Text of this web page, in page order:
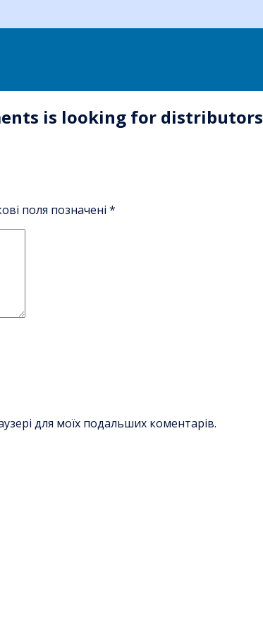
is looking for distributors
поля позначені *
для моїх подальших коментарів.